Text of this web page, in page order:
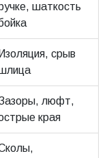
шаткость
Изоляция, срыв
люфт,
края